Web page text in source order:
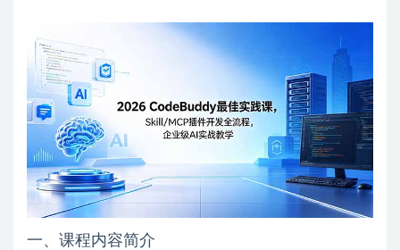
一、课程内容简介